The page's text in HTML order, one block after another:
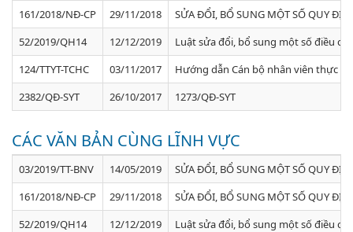
161/2018/NĐ-CP
29/11/2018
SỬA ĐỔI, BỔ SUNG MỘT SỐ QUY
52/2019/QH14
12/12/2019
Luật sửa đổi, bổ sung một số điều
124/TTYT-TCHC
03/11/2017
Hướng dẫn Cán bộ nhân viên thực
2382/QĐ-SYT
26/10/2017 1273/QĐ-SYT
CÁC VĂN BẢN CÙNG LĨNH VỰC
03/2019/TT-BNV 14/05/2019
SỬA ĐỔI, BỔ SUNG MỘT SỐ QUY
161/2018/NĐ-CP
29/11/2018
SỬA ĐỔI, BỔ SUNG MỘT SỐ QUY
52/2019/QH14
12/12/2019
Luật sửa đổi, bổ sung một số điều